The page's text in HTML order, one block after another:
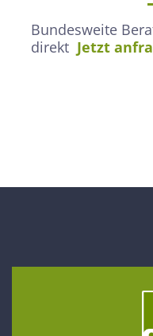
Bundesweite
direkt Jetzt